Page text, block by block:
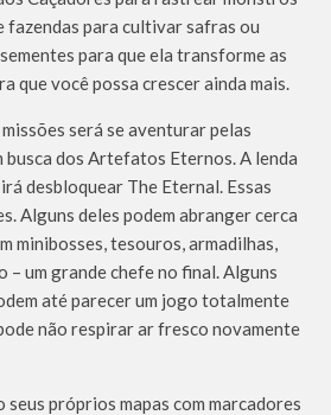
para cultivar safras ou
para que ela transforme as
que você possa crescer ainda mais.
será se aventurar pelas
busca dos Artefatos Eternos. A lenda
desbloquear The Eternal. Essas
Alguns deles podem abranger cerca
minibosses, tesouros, armadilhas,
– um grande chefe no final. Alguns
até parecer um jogo totalmente
não respirar ar fresco novamente
seus próprios mapas com marcadores